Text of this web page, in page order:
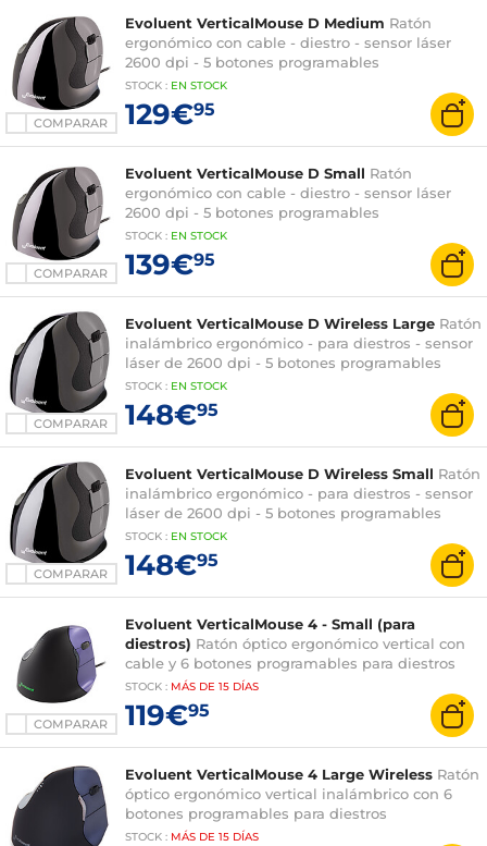
COMPARAR
Evoluent VerticalMouse D Medium Ratón
ergonómico con cable - diestro - sensor láser
2600 dpi - 5 botones programables
STOCK : EN STOCK
129€95
COMPARAR
Evoluent VerticalMouse D Small Ratón
ergonómico con cable - diestro - sensor láser
2600 dpi - 5 botones programables
STOCK : EN STOCK
139€95
COMPARAR
Evoluent VerticalMouse D Wireless Large Ratón
inalámbrico ergonómico - para diestros - sensor
láser de 2600 dpi - 5 botones programables
STOCK : EN STOCK
148€95
COMPARAR
Evoluent VerticalMouse D Wireless Small Ratón
inalámbrico ergonómico - para diestros - sensor
láser de 2600 dpi - 5 botones programables
STOCK : EN STOCK
148€95
COMPARAR
Evoluent VerticalMouse 4 - Small (para
diestros) Ratón óptico ergonómico vertical con
cable y 6 botones programables para diestros
STOCK : MÁS DE 15 DÍAS
119€95
Evoluent VerticalMouse 4 Large Wireless Ratón
óptico ergonómico vertical inalámbrico con 6
botones programables para diestros
STOCK : MÁS DE 15 DÍAS